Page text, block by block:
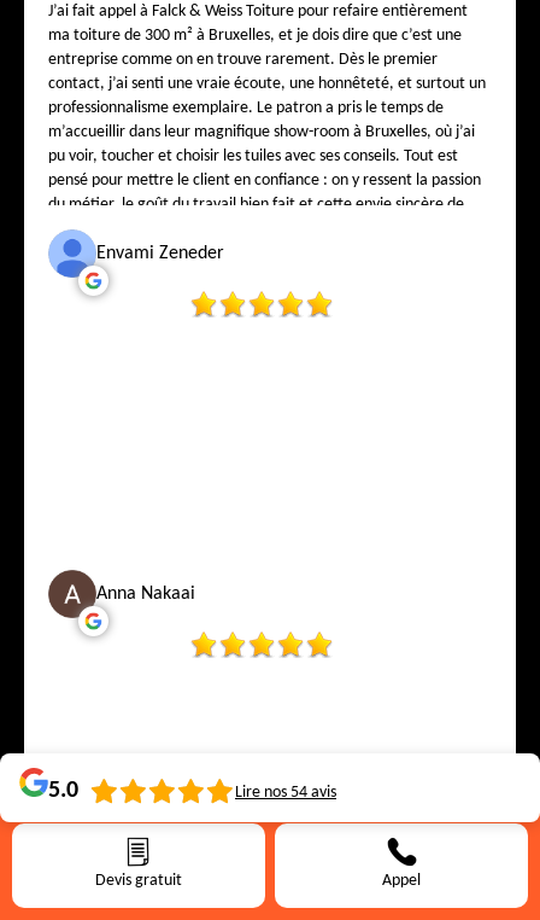
Devis gratuit Appel
J’ai fait appel à Falck & Weiss Toiture pour refaire entièrement
ma toiture de 300 m² à Bruxelles, et je dois dire que c’est une
entreprise comme on en trouve rarement. Dès le premier
contact, j’ai senti une vraie écoute, une honnêteté, et surtout un
professionnalisme exemplaire. Le patron a pris le temps de
m’accueillir dans leur magnifique show-room à Bruxelles, où j’ai
pu voir, toucher et choisir les tuiles avec ses conseils. Tout est
pensé pour mettre le client en confiance : on y ressent la passion
du métier, le goût du travail bien fait et cette envie sincère de
satisfaire chaque client. Sur le chantier, l’équipe a travaillé avec
soin, propreté et précision. Chaque détail a été respecté, chaque
finition réalisée avec une rigueur rare. Aujourd’hui, j’ai une
toiture splendide, solide et élégante — et surtout la tranquillité
Envami Zeneder
Anna Nakaai
5.0 Lire nos 54 avis